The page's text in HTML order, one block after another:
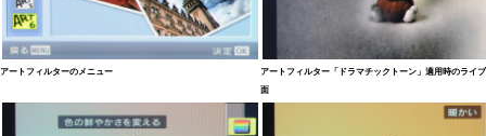
アートフィルターのメニュー
アートフィルター「ドラマチックトーン」適用時のライ
面